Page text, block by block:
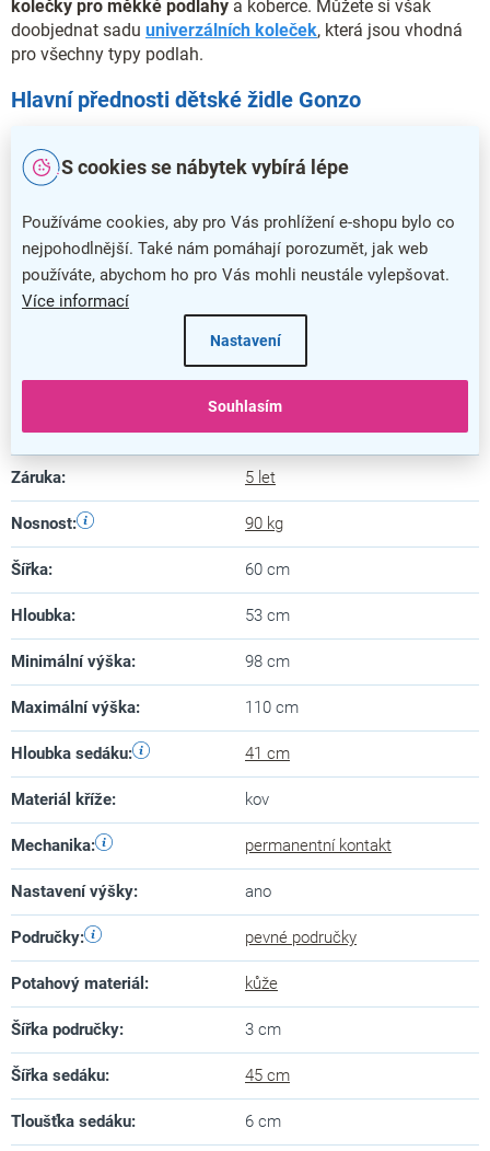
S cookies se nábytek vybírá lépe
Používáme cookies, aby pro Vás prohlížení e-shopu bylo co
nejpohodlnější. Také nám pomáhají porozumět, jak web
používáte, abychom ho pro Vás mohli neustále vylepšovat.
Více informací
Nastavení
Souhlasím
kolečky pro měkké podlahy a koberce. Můžete si však
doobjednat sadu univerzálních koleček, která jsou vhodná
pro všechny typy podlah.
Hlavní přednosti dětské židle Gonzo
Židle je ideální volbou do dětských pokojů
Nastavitelná výška pro dítě v každém věku
Dětská židle Gonzo je čalouněna eko kůží
Židli dodáváme s kolečky na měkké podlahy a koberce
Nosný kříž disponuje nosností až 90 kg
Doplňkové parametry
Kategorie: Dětské židle
Barva: černá
Záruka: 5 let
Nosnost: 90 kg
Šířka: 60 cm
Hloubka: 53 cm
Minimální výška: 98 cm
Maximální výška: 110 cm
Hloubka sedáku: 41 cm
Materiál kříže: kov
Mechanika: permanentní kontakt
Nastavení výšky: ano
Područky: pevné područky
Potahový materiál : kůže
Šířka područky: 3 cm
Šířka sedáku: 45 cm
Tloušťka sedáku: 6 cm